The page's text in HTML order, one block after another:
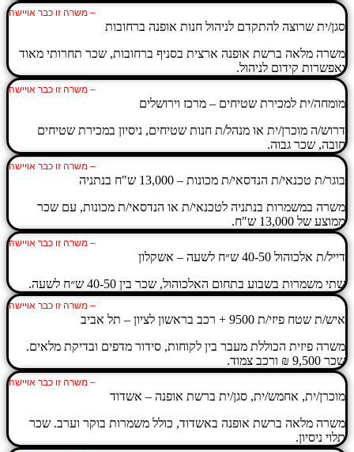
– משרה זו כבר אויישה
סגן/ית שרוצה להתקדם לניהול חנות אופנה ברחובות
משרה מלאה ברשת אופנה ארצית בסניף ברחובות, שכר תחרותי מאוד
ואפשרות קידום לניהול.
– משרה זו כבר אויישה
מומחה/ית למכירת שטיחים – מרכז וירושלים
דרוש/ה מוכרן/ית או מנהל/ת חנות שטיחים, ניסיון במכירת שטיחים
חובה, שכר גבוה.
– משרה זו כבר אויישה
בוגר/ת טכנאי/ת הנדסאי/ת מכונות – 13,000 ש"ח בנתניה
משרה במשמרות בנתניה לטכנאי/ת או הנדסאי/ת מכונות, עם שכר
ממוצע של 13,000 ש"ח.
– משרה זו כבר אויישה
דייל/ת אלכוהול 40-50 ש״ח לשעה – אשקלון
שתי משמרות בשבוע בתחום האלכוהול, שכר בין 40-50 ש״ח לשעה.
– משרה זו כבר אויישה
איש/ת שטח פיזי/ת 9500 + רכב בראשון לציון – תל אביב
משרה פיזית הכוללת מעבר בין לקוחות, סידור מדפים ובדיקת מלאים.
שכר 9,500 ₪ ורכב צמוד.
– משרה זו כבר אויישה
מוכרן/ית, אחמש/ית, סגן/ית ברשת אופנה – אשדוד
משרה מלאה ברשת אופנה באשדוד, כולל משמרות בוקר וערב. שכר
תלוי ניסיון.